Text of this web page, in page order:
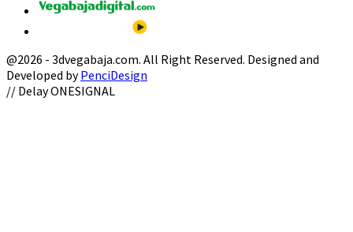
@2026 - 3dvegabaja.com. All Right Reserved. Designed and
Developed byPenciDesign
Facebook
Twitter
Instagram
Youtube
Email
// Delay ONESIGNAL